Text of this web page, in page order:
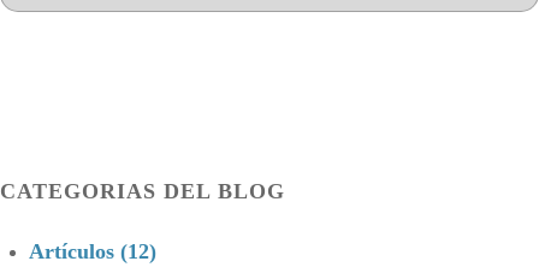
CATEGORIAS DEL BLOG
Artículos (12)